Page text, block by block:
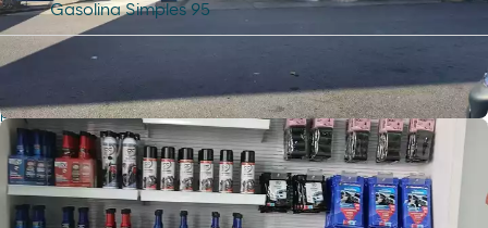
Gasolina Simples 95
Serviços
Encontre tudo o que precisa para si e
para o seu veículo.
Serviços para freelancers e frotas